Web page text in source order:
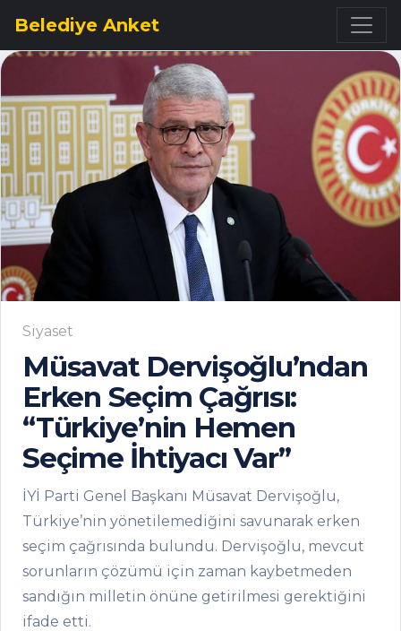
Belediye Anket
Siyaset
Müsavat Dervişoğlu’ndan
Erken Seçim Çağrısı:
“Türkiye’nin Hemen
Seçime İhtiyacı Var”
İYİ Parti Genel Başkanı Müsavat Dervişoğlu,
Türkiye’nin yönetilemediğini savunarak erken
seçim çağrısında bulundu. Dervişoğlu, mevcut
sorunların çözümü için zaman kaybetmeden
sandığın milletin önüne getirilmesi gerektiğini
ifade etti.